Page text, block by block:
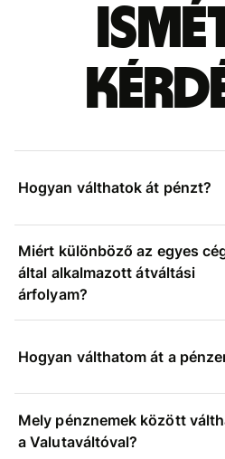
Hogyan válthatok át pénzt?
Miért különböző az egyes
által alkalmazott átváltási
árfolyam?
Hogyan válthatom át a
Mely pénznemek között
a Valutaváltóval?